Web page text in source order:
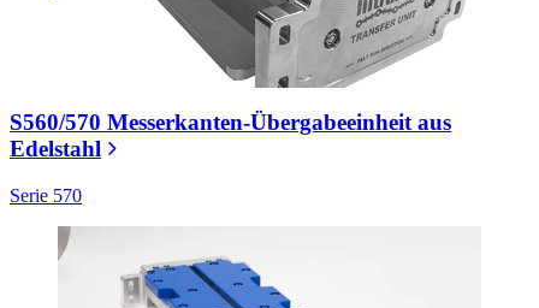
S560/570 Messerkanten-Übergabeeinheit aus
Edelstahl
Serie 570